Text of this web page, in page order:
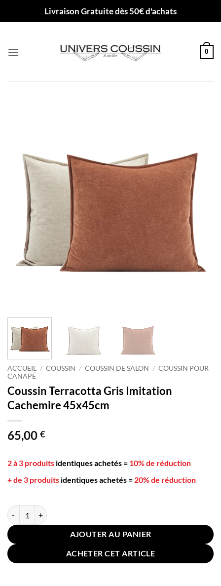
Livraison Gratuite dès 50€ d'achats
0
ACCUEIL / COUSSIN / COUSSIN DE SALON / COUSSIN POUR
CANAPÉ
Coussin Terracotta Gris Imitation
Cachemire 45x45cm
65,00 €
2 à 3 produits identiques achetés = 10% de réduction
+ de 3 produits identiques achetés = 20% de réduction
quantité de Coussin Terracotta Gris Imitation Cachemire 45x45cm
AJOUTER AU PANIER
ACHETER CET ARTICLE